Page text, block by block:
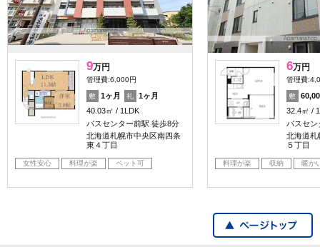
9万円
管理費:6,000円
敷 1ヶ月 礼
1ヶ月
40.03㎡
1LDK
バスセンター前駅 徒歩8分
北海道札幌市中央区南四条
東４丁目
女性安心 料理が楽 ペット可
6万円
管理費
敷
32.4㎡
バスセン
北海道札
５丁目
料理が楽 収納 暖か